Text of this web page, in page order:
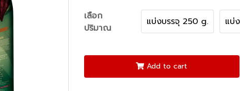
เลือก
ปริมาณ
แบ่งบรรจุ 250 g. แบ่
Add to cart